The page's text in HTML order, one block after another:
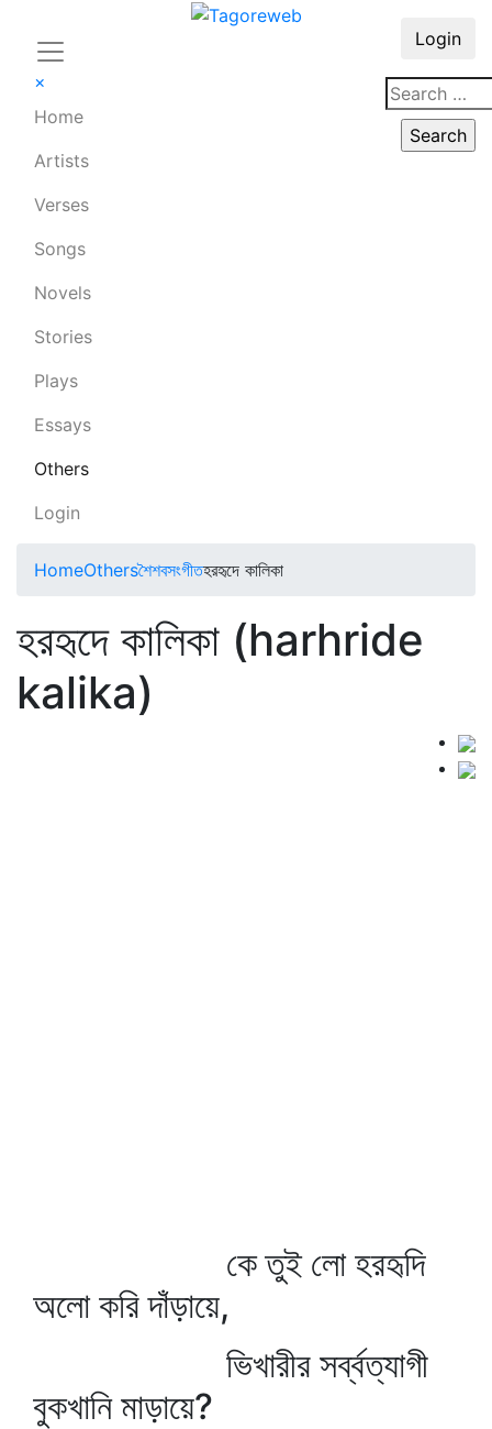
×
Home
Artists
Verses
Songs
Novels
Stories
Plays
Essays
Others
Login
Login
HomeOthersশৈশবসংগীতহরহৃদে কালিকা
হরহৃদে কালিকা (harhride
kalika)
কে তুই লো হরহৃদি
অলো করি দাঁড়ায়ে,
ভিখারীর সর্ব্বত্যাগী
বুকখানি মাড়ায়ে?